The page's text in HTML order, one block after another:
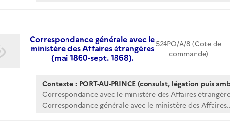
Correspondance générale avec le
ministère des Affaires étrangères
(mai 1860-sept. 1868).
524PO/A/8 (Cote de
commande)
Contexte : PORT-AU-PRINCE (consulat, légation puis
Correspondance avec le ministère des Affaires
Correspondance générale avec le ministère des